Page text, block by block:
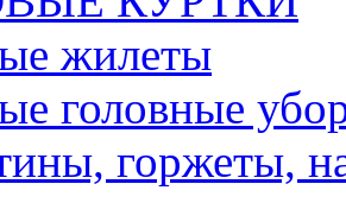
жилеты
головные
горжеты,